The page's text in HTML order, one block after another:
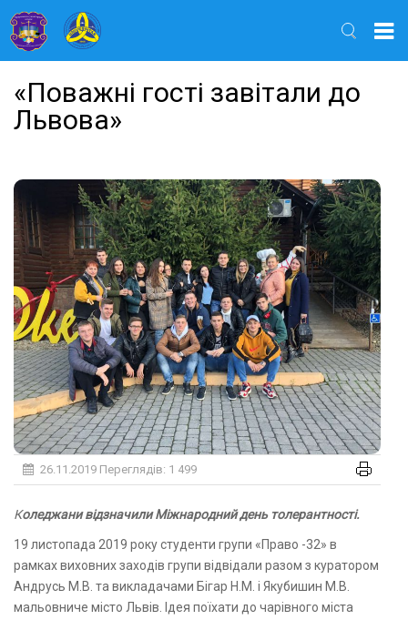
«Поважні гості завітали до
Львова»
26.11.2019 Переглядів: 1 499
Коледжани відзначили Міжнародний день толерантності.
19 листопада 2019 року студенти групи «Право -32» в
рамках виховних заходів групи відвідали разом з куратором
Андрусь М.В. та викладачами Бігар Н.М. і Якубишин М.В.
мальовниче місто Львів. Ідея поїхати до чарівного міста